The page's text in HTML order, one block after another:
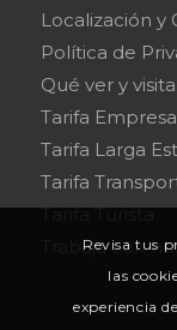
Localización y
Política de
Qué ver y
Tarifa
Tarifa Larga
Tarifa
Tarifa Turista
Trabaja con
Revisa tus
las
experiencia